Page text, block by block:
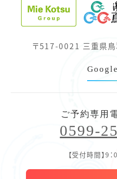
〒517-0021 三重県
ご予約専用
0599-
【受付時間】9